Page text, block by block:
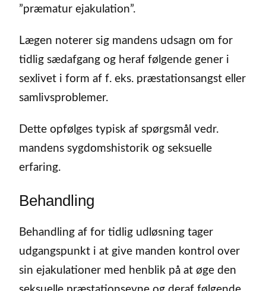
”præmatur ejakulation”.
Lægen noterer sig mandens udsagn om for
tidlig sædafgang og heraf følgende gener i
sexlivet i form af f. eks. præstationsangst eller
samlivsproblemer.
Dette opfølges typisk af spørgsmål vedr.
mandens sygdomshistorik og seksuelle
erfaring.
Behandling
Behandling af for tidlig udløsning tager
udgangspunkt i at give manden kontrol over
sin ejakulationer med henblik på at øge den